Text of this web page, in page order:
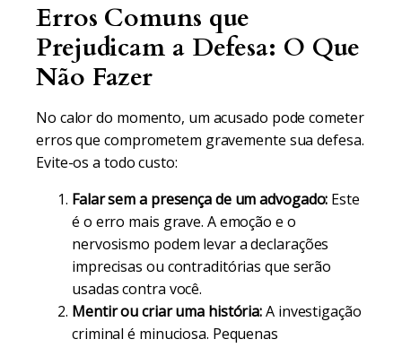
Erros Comuns que
Prejudicam a Defesa: O Que
Não Fazer
No calor do momento, um acusado pode cometer
erros que comprometem gravemente sua defesa.
Evite-os a todo custo:
Falar sem a presença de um advogado: Este
é o erro mais grave. A emoção e o
nervosismo podem levar a declarações
imprecisas ou contraditórias que serão
usadas contra você.
Mentir ou criar uma história:A investigação
criminal é minuciosa. Pequenas